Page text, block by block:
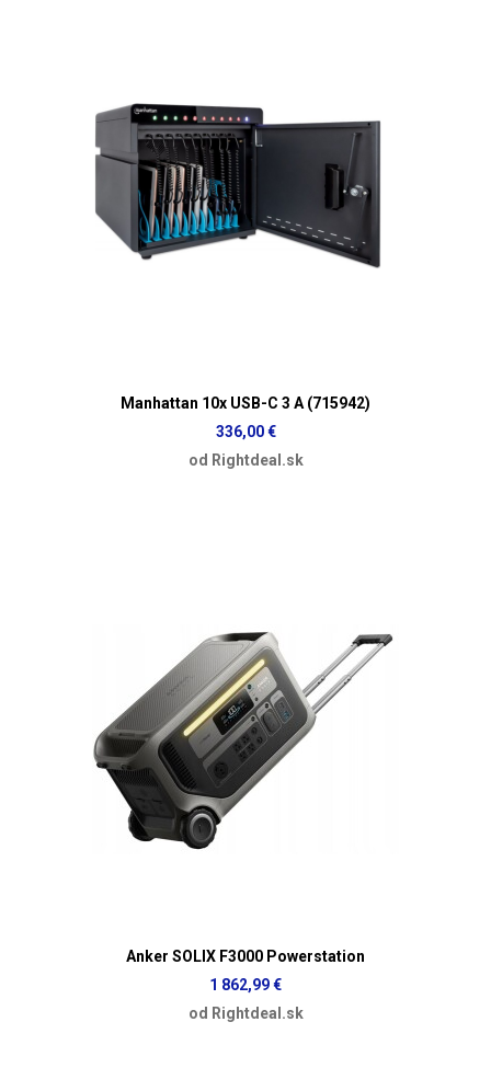
Manhattan 10x USB-C 3 A (715942)
336,00 €
od Rightdeal.sk
Anker SOLIX F3000 Powerstation
1 862,99 €
od Rightdeal.sk